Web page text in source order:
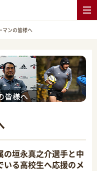
マンの皆様へ
の垣永真之介選手と中
る高校生へ応援のメ